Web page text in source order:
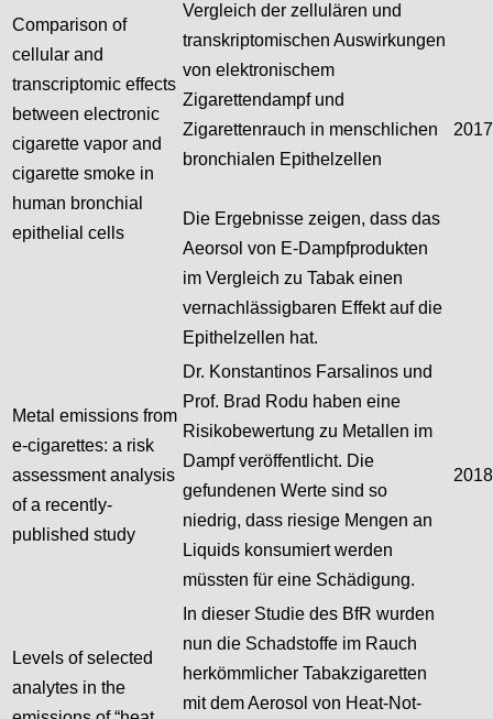
Comparison of
cellular and
transcriptomic effects
between electronic
cigarette vapor and
cigarette smoke in
human bronchial
epithelial cells
Vergleich der zellulären und
transkriptomischen Auswirkungen
von elektronischem
Zigarettendampf und
Zigarettenrauch in menschlichen
bronchialen Epithelzellen
Die Ergebnisse zeigen, dass das
Aeorsol von E-Dampfprodukten
im Vergleich zu Tabak einen
vernachlässigbaren Effekt auf die
Epithelzellen hat.
2017
Metal emissions from
e-cigarettes: a risk
assessment analysis
of a recently-
published study
Dr. Konstantinos Farsalinos und
Prof. Brad Rodu haben eine
Risikobewertung zu Metallen im
Dampf veröffentlicht. Die
gefundenen Werte sind so
niedrig, dass riesige Mengen an
Liquids konsumiert werden
müssten für eine Schädigung.
2018
Levels of selected
analytes in the
In dieser Studie des BfR wurden
nun die Schadstoffe im Rauch
herkömmlicher Tabakzigaretten
mit dem Aerosol von Heat-Not-